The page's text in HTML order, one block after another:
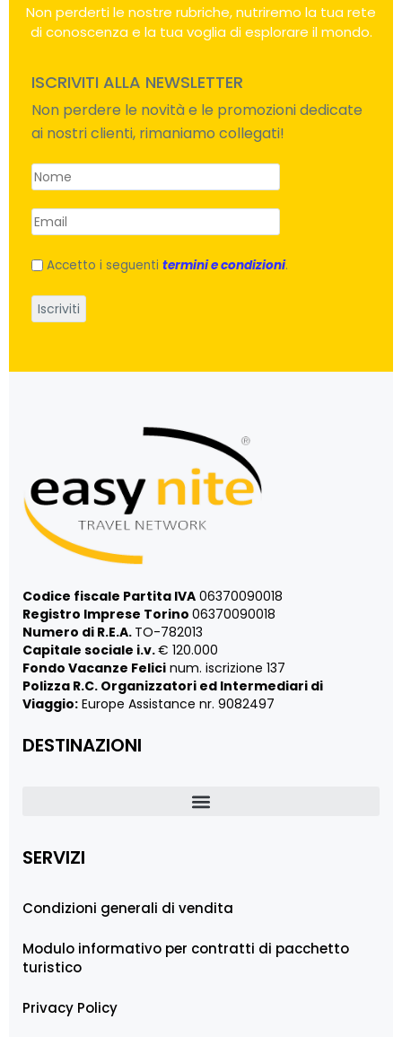
Non perderti le nostre rubriche, nutriremo la tua rete
di conoscenza e la tua voglia di esplorare il mondo.
ISCRIVITI ALLA NEWSLETTER
Non perdere le novità e le promozioni dedicate
ai nostri clienti, rimaniamo collegati!
Accetto i seguenti termini e condizioni.
Codice fiscale Partita IVA 06370090018
Registro Imprese Torino 06370090018
Numero di R.E.A. TO-782013
Capitale sociale i.v.€ 120.000
Fondo Vacanze Felici num. iscrizione 137
Polizza R.C. Organizzatori ed Intermediari di
Viaggio: Europe Assistance nr. 9082497
DESTINAZIONI
SERVIZI
Condizioni generali di vendita
Modulo informativo per contratti di pacchetto
turistico
Privacy Policy